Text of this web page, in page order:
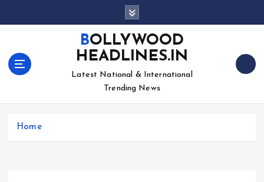
BOLLYWOOD
HEADLINES.IN
Latest National & International
Trending News
Home